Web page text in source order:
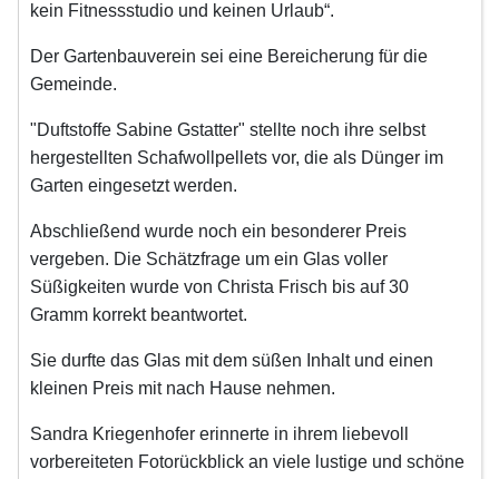
kein Fitnessstudio und keinen Urlaub“.
Der Gartenbauverein sei eine Bereicherung für die
Gemeinde.
"Duftstoffe Sabine Gstatter" stellte noch ihre selbst
hergestellten Schafwollpellets vor, die als Dünger im
Garten eingesetzt werden.
Abschließend wurde noch ein besonderer Preis
vergeben. Die Schätzfrage um ein Glas voller
Süßigkeiten wurde von Christa Frisch bis auf 30
Gramm korrekt beantwortet.
Sie durfte das Glas mit dem süßen Inhalt und einen
kleinen Preis mit nach Hause nehmen.
Sandra Kriegenhofer erinnerte in ihrem liebevoll
vorbereiteten Fotorückblick an viele lustige und schöne